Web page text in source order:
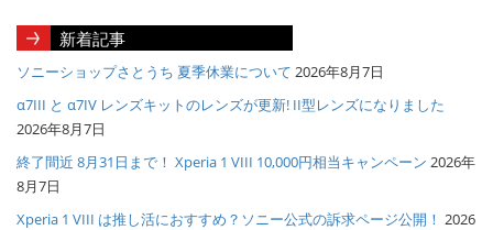
新着記事
ソニーショップさとうち 夏季休業について 2026年8月7日
α7III と α7IV レンズキットのレンズが更新! II型レンズになりました
2026年8月7日
終了間近 8月31日まで！ Xperia 1 VIII 10,000円相当キャンペーン 2026年
8月7日
Xperia 1 VIII は推し活におすすめ？ソニー公式の訴求ページ公開！ 2026